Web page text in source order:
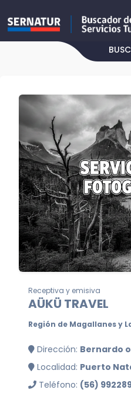
Receptiva y emisiva
AÜKÜ TRAVEL
Región de Magallanes y
Dirección: Bernardo
Localidad: Puerto
Teléfono: (56)